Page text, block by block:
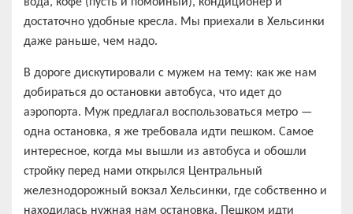
вода, кофе (пусть и помойный), кондиционер и
достаточно удобные кресла. Мы приехали в Хельсинки
даже раньше, чем надо.
В дороге дискутировали с мужем на тему: как же нам
добираться до остановки автобуса, что идет до
аэропорта. Муж предлагал воспользоваться метро —
одна остановка, я же требовала идти пешком. Самое
интересное, когда мы вышли из автобуса и обошли
стройку перед нами открылся Центральный
железнодорожный вокзал Хельсинки, где собственно и
находилась нужная нам остановка. Пешком идти